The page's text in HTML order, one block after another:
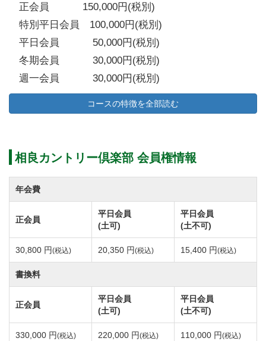
正会員 150,000円(税別)
特別平日会員 100,000円(税別)
平日会員 50,000円(税別)
冬期会員 30,000円(税別)
週一会員 30,000円(税別)
【預託金の充当】
2017年度から預託金の充当上限を撤廃しました。
くは一 部を充当可能です。
・購入した会員権の預託金の全部もしくは一部を名
義変更 料に充当できます。
・消費税相当分も預託金の充当ができます。
平成２７年４月１日より会員補充募集を実施していま
す。
令和3年4月1日より、名義書換料を改定します。
正会員 165,000円（税込）→ 330,000円（税込）
特別平日会員 110,000円（税込）→ 220,000円（税
コースの特徴を全部読む
相良カントリー倶楽部 会員権情報
年会費
正会員
平日会員
(土可)
平日会員
(土不可)
30,800 円(税込) 20,350 円(税込) 15,400 円(税込)
書換料
正会員
平日会員
(土可)
平日会員
(土不可)
330,000 円(税込) 220,000 円(税込) 110,000 円(税込)